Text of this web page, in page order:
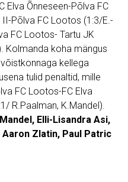
Elva Õnneseen-Põlva FC
Põlva FC Lootos (1:3/E.-
FC Lootos- Tartu JK
Kolmanda koha mängus
kellega
tulid penaltid, mille
FC Lootos-FC Elva
R.Paalman, K.Mandel).
Elli-Lisandra Asi,
Aaron Zlatin, Paul Patric